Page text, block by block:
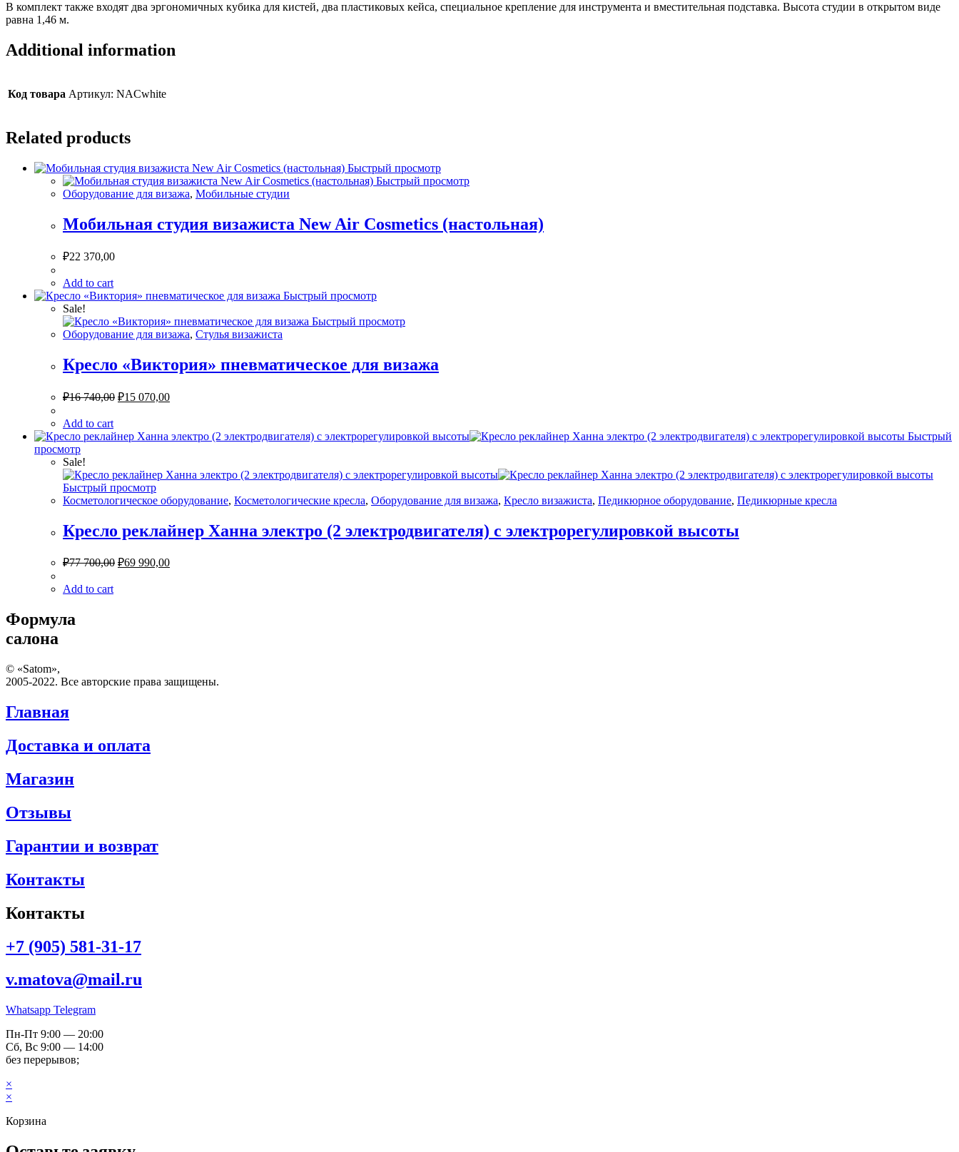
В комплект также входят два эргономичных кубика для кистей, два пластиковых кейса, специальное крепление для инструмента и вместительная подставка. Высота студии в открытом виде
равна 1,46 м.
Additional information
Код товара Артикул: NACwhite
Related products
Быстрый просмотр
Быстрый просмотр
Оборудование для визажа, Мобильные студии
Мобильная студия визажиста New Air Cosmetics (настольная)
₽22 370,00
Add to cart
Быстрый просмотр
Sale!
Быстрый просмотр
Оборудование для визажа, Стулья визажиста
Кресло «Виктория» пневматическое для визажа
₽16 740,00 ₽15 070,00
Add to cart
Быстрый
просмотр
Sale!
Быстрый просмотр
Косметологическое оборудование, Косметологические кресла, Оборудование для визажа, Кресло визажиста, Педикюрное оборудование, Педикюрные кресла
Кресло реклайнер Ханна электро (2 электродвигателя) с электрорегулировкой высоты
₽77 700,00 ₽69 990,00
Add to cart
Формула
салона
© «Satom»,
2005-2022. Все авторские права защищены.
Главная
Доставка и оплата
Магазин
Отзывы
Гарантии и возврат
Контакты
Контакты
+7 (905) 581-31-17
v.matova@mail.ru
Whatsapp Telegram
Пн-Пт 9:00 — 20:00
Сб, Вс 9:00 — 14:00
без перерывов;
×
×
Корзина